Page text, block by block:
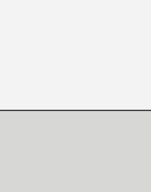
[GK] Capcom relance
[GK] Guillermo del Toro